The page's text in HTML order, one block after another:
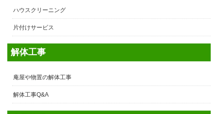
ハウスクリーニング
片付けサービス
解体工事
庵屋や物置の解体工事
解体工事Q&A